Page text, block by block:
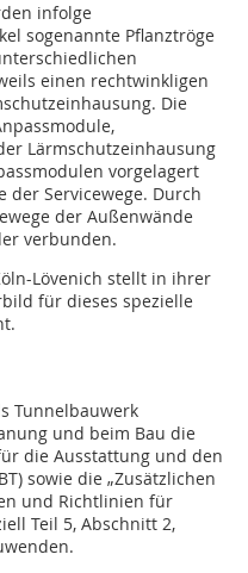
infolge
sogenannte Pflanztröge
einen rechtwinkligen
Die
Lärmschutzeinhausung
vorgelagert
der Servicewege. Durch
der Außenwände
verbunden.
Lövenich stellt in ihrer
für dieses spezielle
Tunnelbauwerk
und beim Bau die
die Ausstattung und den
sowie die „Zusätzlichen
und Richtlinien für
Teil 5, Abschnitt 2,